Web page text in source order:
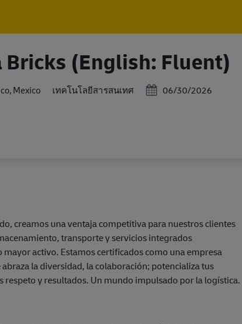
(English: Fluent)
Mexico หมวดหมู่
เทคโนโลยีสารสนเทศ Posted Date
06/30/2026
creamos una ventaja competitiva para nuestros clientes
transporte y servicios integrados
activo. Estamos certificados como una empresa
la diversidad, la colaboración; potencializa tus
respeto y resultados. Un mundo impulsado por la logística.